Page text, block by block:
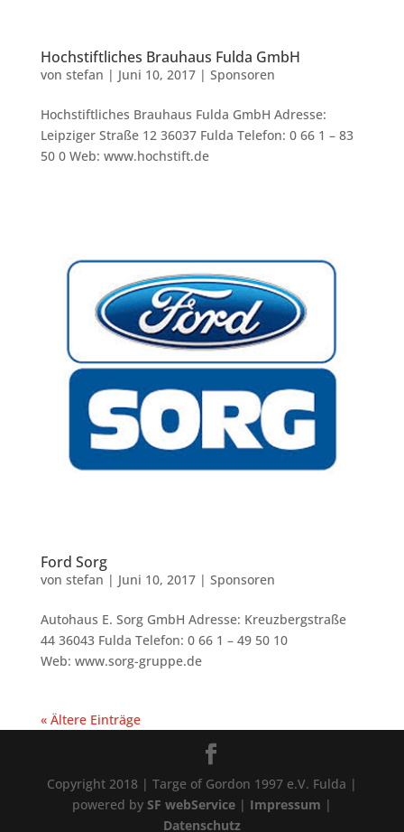
Hochstiftliches Brauhaus Fulda GmbH
von stefan | Juni 10, 2017| Sponsoren
Hochstiftliches Brauhaus Fulda GmbH Adresse:
Leipziger Straße 12 36037 Fulda Telefon: 0 66 1 – 83
50 0 Web: www.hochstift.de
Ford Sorg
von stefan | Juni 10, 2017| Sponsoren
Autohaus E. Sorg GmbH Adresse: Kreuzbergstraße
44 36043 Fulda Telefon: 0 66 1 – 49 50 10
Web: www.sorg-gruppe.de
« Ältere Einträge
Copyright 2018 | Targe of Gordon 1997 e.V. Fulda |
powered by SF webService| Impressum |
Datenschutz